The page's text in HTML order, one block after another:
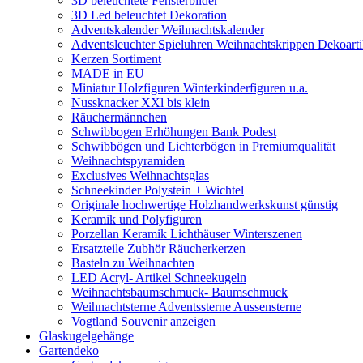
3D Led beleuchtet Dekoration
Adventskalender Weihnachtskalender
Adventsleuchter Spieluhren Weihnachtskrippen
Kerzen Sortiment
MADE in EU
Miniatur Holzfiguren Winterkinderfiguren u.a.
Nussknacker XXl bis klein
Räuchermännchen
Schwibbogen Erhöhungen Bank Podest
Schwibbögen und Lichterbögen in Premiumqualität
Weihnachtspyramiden
Exclusives Weihnachtsglas
Schneekinder Polystein + Wichtel
Originale hochwertige Holzhandwerkskunst günstig
Keramik und Polyfiguren
Porzellan Keramik Lichthäuser Winterszenen
Ersatzteile Zubhör Räucherkerzen
Basteln zu Weihnachten
LED Acryl- Artikel Schneekugeln
Weihnachtsbaumschmuck- Baumschmuck
Weihnachtsterne Adventssterne Aussensterne
Vogtland Souvenir anzeigen
Glaskugelgehänge
Gartendeko